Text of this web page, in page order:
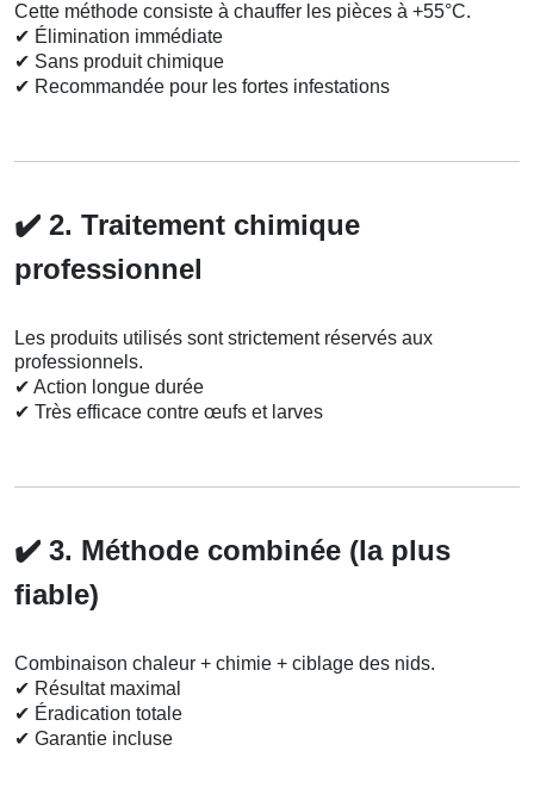
Cette méthode consiste à chauffer les pièces à +55°C.
✔ Élimination immédiate
✔ Sans produit chimique
✔ Recommandée pour les fortes infestations
✔️ 2. Traitement chimique
professionnel
Les produits utilisés sont strictement réservés aux
professionnels.
✔ Action longue durée
✔ Très efficace contre œufs et larves
✔️ 3. Méthode combinée (la plus
fiable)
Combinaison chaleur + chimie + ciblage des nids.
✔ Résultat maximal
✔ Éradication totale
✔ Garantie incluse